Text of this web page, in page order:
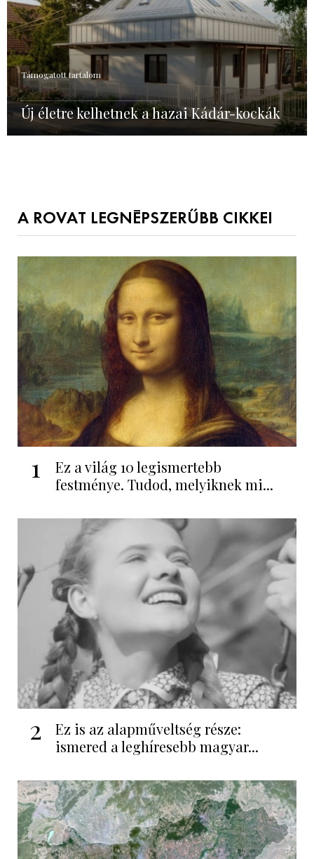
Támogatott tartalom
Új életre kelhetnek a hazai Kádár-kockák
A ROVAT LEGNÉPSZERŰBB CIKKEI
1
Ez a világ 10 legismertebb
festménye. Tudod, melyiknek mi...
2
Ez is az alapműveltség része:
ismered a leghíresebb magyar...